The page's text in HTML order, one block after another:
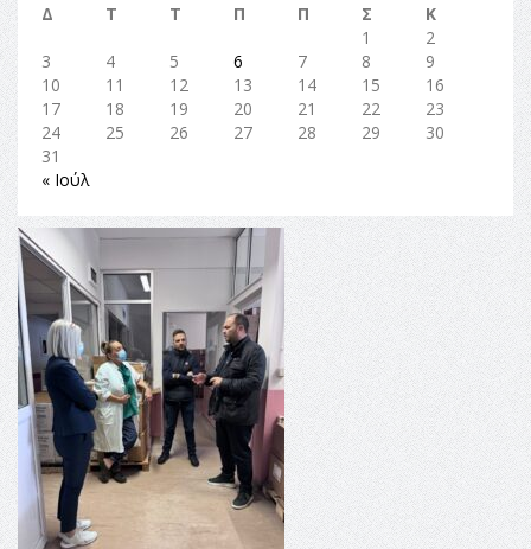
Δ
Τ Τ Π Π Σ
Κ
1
2
3
4 5 6 7 8
9
10
11 12 13 14 15
16
17
18 19 20 21 22
23
24
25 26 27 28 29
30
31
« Ιούλ